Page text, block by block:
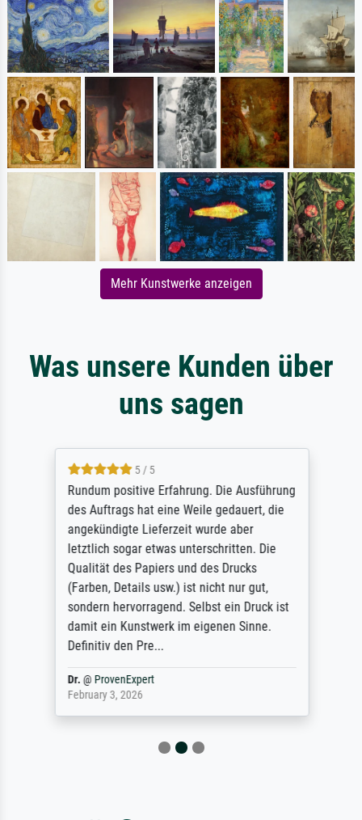
Mehr Kunstwerke anzeigen
Was unsere Kunden über
uns sagen
5 / 5
Rundum positive Erfahrung. Die Ausführung
des Auftrags hat eine Weile gedauert, die
angekündigte Lieferzeit wurde aber
letztlich sogar etwas unterschritten. Die
Qualität des Papiers und des Drucks
(Farben, Details usw.) ist nicht nur gut,
sondern hervorragend. Selbst ein Druck ist
damit ein Kunstwerk im eigenen Sinne.
Definitiv den Pre...
Dr.@ ProvenExpert
February 3, 2026